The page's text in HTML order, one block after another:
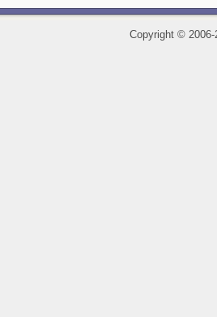
Copyright ©